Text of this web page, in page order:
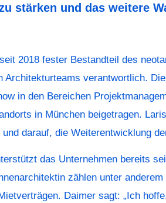
stärken und das weitere
2018 fester Bestandteil des
Architekturteams verantwortlich.
in den Bereichen
in München beigetragen.
darauf, die Weiterentwicklung
das Unternehmen bereits
zählen unter
Daimer sagt: „Ich